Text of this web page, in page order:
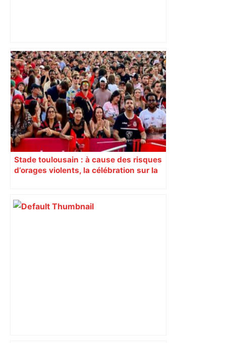
Après la fusion avec la liste PS
Toulouse, le candidat LFI salue "une
dynamique qui nous oblige à la
responsabilité" – Franceinfo
Stade toulousain : à cause des risques
d’orages violents, la célébration sur la